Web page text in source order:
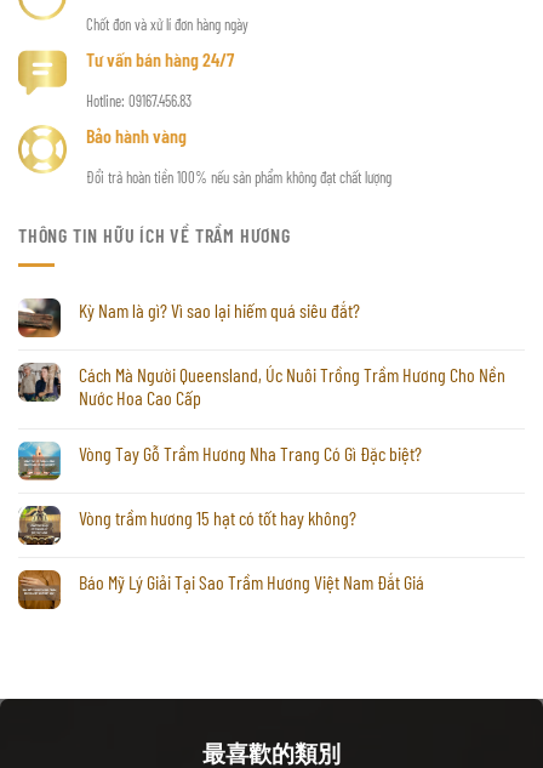
Chốt đơn và xử lí đơn hàng ngày
Tư vấn bán hàng 24/7
Hotline: 09167.456.83
Bảo hành vàng
Đổi trả hoàn tiền 100% nếu sản phẩm không đạt chất lượng
THÔNG TIN HỮU ÍCH VỀ TRẦM HƯƠNG
Kỳ Nam là gì? Vì sao lại hiếm quá siêu đắt?
Cách Mà Người Queensland, Úc Nuôi Trồng Trầm Hương Cho Nền
Nước Hoa Cao Cấp
Vòng Tay Gỗ Trầm Hương Nha Trang Có Gì Đặc biệt?
Vòng trầm hương 15 hạt có tốt hay không?
Báo Mỹ Lý Giải Tại Sao Trầm Hương Việt Nam Đắt Giá
最喜歡的類別